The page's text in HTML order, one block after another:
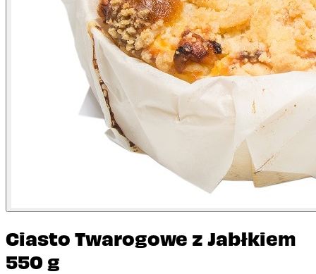
Ciasto Twarogowe z Jabłkiem
550 g